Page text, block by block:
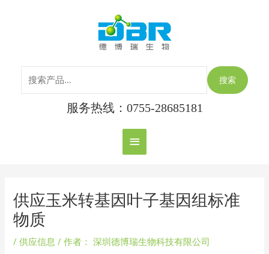
主
菜
单
搜索
服务热线：0755-28685181
供应玉米转基因叶子基因组标准
物质
/供应信息 / 作者： 深圳德博瑞生物科技有限公司